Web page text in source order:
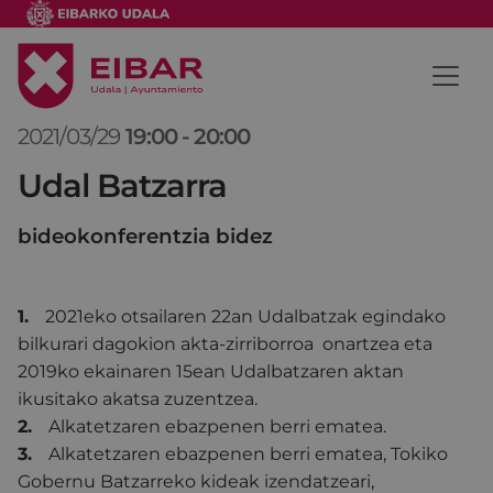
2021/03/29 19:00 -20:00
Udal Batzarra
bideokonferentzia bidez
1. 2021eko otsailaren 22an Udalbatzak egindako
bilkurari dagokion akta-zirriborroa onartzea eta
2019ko ekainaren 15ean Udalbatzaren aktan
ikusitako akatsa zuzentzea.
2. Alkatetzaren ebazpenen berri ematea.
3. Alkatetzaren ebazpenen berri ematea, Tokiko
Gobernu Batzarreko kideak izendatzeari,